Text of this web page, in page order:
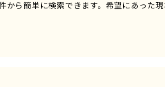
から簡単に検索できます。希望にあった